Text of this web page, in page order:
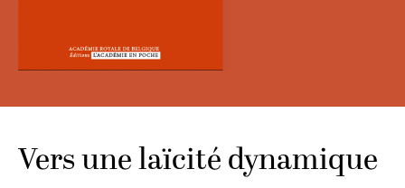
Vers une laïcité dynamique